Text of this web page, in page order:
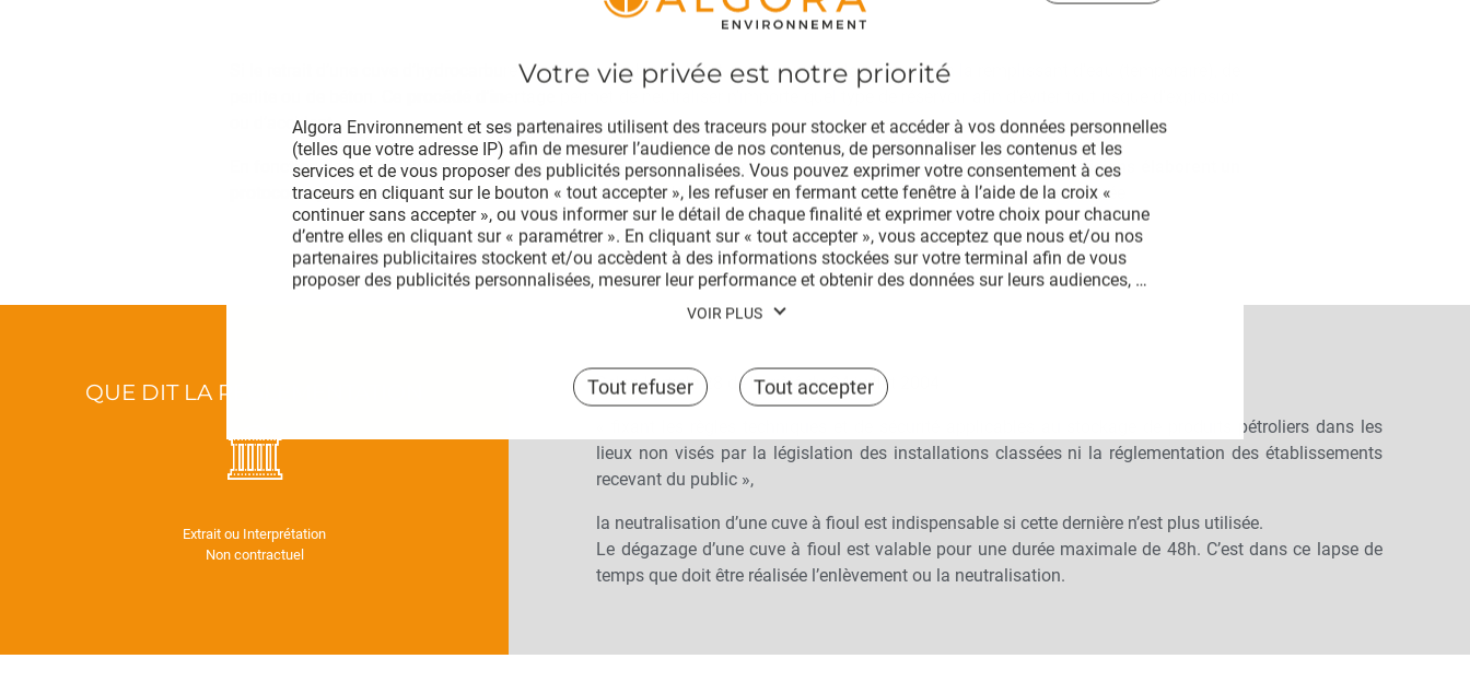
Algora Environnement et ses partenaires utilisent des traceurs pour stocker et accéder à vos données personnelles
(telles que votre adresse IP) afin de mesurer l’audience de nos contenus, de personnaliser les contenus et les
services et de vous proposer des publicités personnalisées. Vous pouvez exprimer votre consentement à ces
traceurs en cliquant sur le bouton « tout accepter », les refuser en fermant cette fenêtre à l’aide de la croix «
continuer sans accepter », ou vous informer sur le détail de chaque finalité et exprimer votre choix pour chacune
d’entre elles en cliquant sur « paramétrer ». En cliquant sur « tout accepter », vous acceptez que nous et/ou nos
partenaires publicitaires stockent et/ou accèdent à des informations stockées sur votre terminal afin de vous
proposer des publicités personnalisées, mesurer leur performance et obtenir des données sur leurs audiences,
publicités ou le contenu, mettre en correspondance et combiner des sources de données hors ligne, relier différents
données de géolocalisation précises, analyser activement les caractéristiques du terminal pour l’identification.
Vous pouvez modifier vos choix à tout moment en cliquant sur « Gérer mes cookies » en bas des pages de ce site.
Vous pouvez aussi consulter notre politique de confidentialité pour plus d’informations.
VOIR PLUS
Tout accepter
Tout refuser
Si le retrait d’une cuve d’hydrocarbure n’est pas possible en l’état, nous pouvons la sécuriser en la remplissant d’eau (temporaire), de
ou d’accident.
En fonction des dimensions de la cuve à inerter, de son niveau de dangerosité et de sa configuration,nos techniciens élaborent un
protocole spécifique. Ils acheminent ensuite sur site tout le matériel nécessaire au remplissage de la cuve concernée.
QUE DIT LA RÉGLEMENTATION​
Extrait ou Interprétation
Non contractuel
Selon l’article 28 de l’arrêté du 24 juillet 2004
« fixant les règles techniques et de sécurité applicables au stockage de produits pétroliers dans les
lieux non visés par la législation des installations classées ni la réglementation des établissements
recevant du public »,
la neutralisation d’une cuve à fioul est indispensable si cette dernière n’est plus utilisée.
Le dégazage d’une cuve à fioul est valable pour une durée maximale de 48h. C’est dans ce lapse de
temps que doit être réalisée l’enlèvement ou la neutralisation.